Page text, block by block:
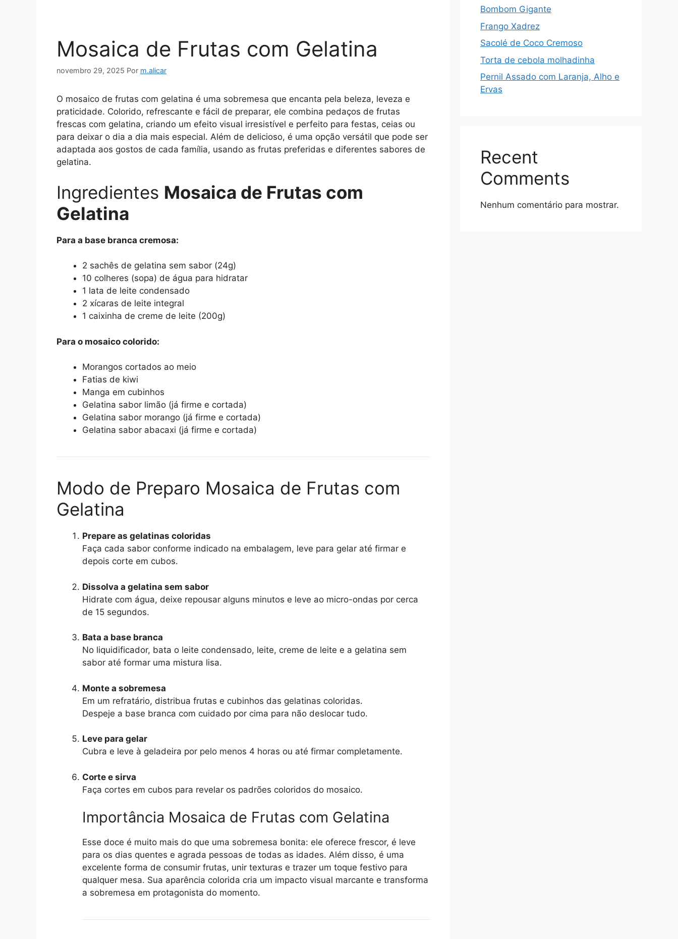
Mosaica de Frutas com Gelatina
novembro 29, 2025 Por m.alicar
O mosaico de frutas com gelatina é uma sobremesa que encanta pela beleza, leveza e
praticidade. Colorido, refrescante e fácil de preparar, ele combina pedaços de frutas
frescas com gelatina, criando um efeito visual irresistível e perfeito para festas, ceias ou
para deixar o dia a dia mais especial. Além de delicioso, é uma opção versátil que pode ser
adaptada aos gostos de cada família, usando as frutas preferidas e diferentes sabores de
gelatina.
Ingredientes Mosaica de Frutas com
Gelatina
Para a base branca cremosa:
2 sachês de gelatina sem sabor (24g)
10 colheres (sopa) de água para hidratar
1 lata de leite condensado
2 xícaras de leite integral
1 caixinha de creme de leite (200g)
Para o mosaico colorido:
Morangos cortados ao meio
Fatias de kiwi
Manga em cubinhos
Gelatina sabor limão (já firme e cortada)
Gelatina sabor morango (já firme e cortada)
Gelatina sabor abacaxi (já firme e cortada)
Modo de Preparo Mosaica de Frutas com
Gelatina
Prepare as gelatinas coloridas
Faça cada sabor conforme indicado na embalagem, leve para gelar até firmar e
depois corte em cubos.
Dissolva a gelatina sem sabor
Hidrate com água, deixe repousar alguns minutos e leve ao micro-ondas por cerca
de 15 segundos.
Bata a base branca
No liquidificador, bata o leite condensado, leite, creme de leite e a gelatina sem
sabor até formar uma mistura lisa.
Monte a sobremesa
Em um refratário, distribua frutas e cubinhos das gelatinas coloridas.
Despeje a base branca com cuidado por cima para não deslocar tudo.
Leve para gelar
Cubra e leve à geladeira por pelo menos 4 horas ou até firmar completamente.
Corte e sirva
Faça cortes em cubos para revelar os padrões coloridos do mosaico.
Importância Mosaica de Frutas com Gelatina
Esse doce é muito mais do que uma sobremesa bonita: ele oferece frescor, é leve
para os dias quentes e agrada pessoas de todas as idades. Além disso, é uma
excelente forma de consumir frutas, unir texturas e trazer um toque festivo para
qualquer mesa. Sua aparência colorida cria um impacto visual marcante e transforma
a sobremesa em protagonista do momento.
Bombom Gigante
Frango Xadrez
Sacolé de Coco Cremoso
Torta de cebola molhadinha
Pernil Assado com Laranja, Alho e
Ervas
Recent
Comments
Nenhum comentário para mostrar.